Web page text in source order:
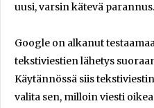
uusi, varsin kätevä parannus.
Google on alkanut
tekstiviestien lähetys
Käytännössä siis
valita sen, milloin viesti